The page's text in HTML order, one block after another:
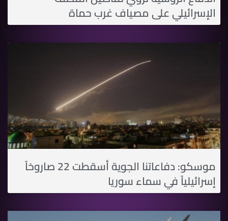
الإسرائيلي على مصياف غرب حماة
موسكو: دفاعاتنا الجوية أسقطت 22 صاروخاً
إسرائيلياً في سماء سوريا